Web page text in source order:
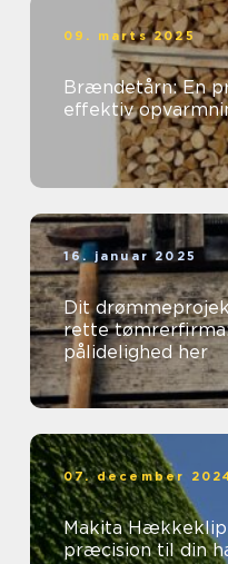
09. marts 2025
Brændetårn: En
effektiv
16. januar 2025
Dit
rette
pålidelighed her
07. december
Makita
præcision til din